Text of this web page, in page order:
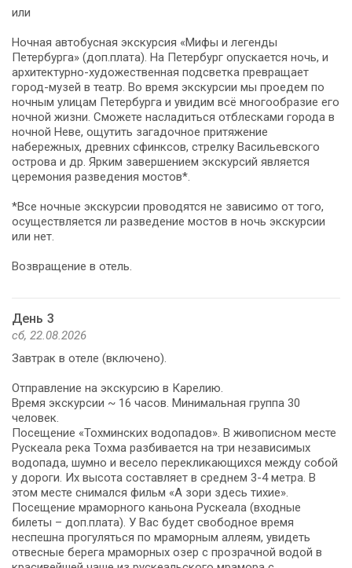
или
Ночная автобусная экскурсия «Мифы и легенды
Петербурга» (доп.плата). На Петербург опускается ночь, и
архитектурно-художественная подсветка превращает
город-музей в театр. Во время экскурсии мы проедем по
ночным улицам Петербурга и увидим всё многообразие его
ночной жизни. Сможете насладиться отблесками города в
ночной Неве, ощутить загадочное притяжение
набережных, древних сфинксов, стрелку Васильевского
острова и др. Ярким завершением экскурсий является
церемония разведения мостов*.
*Все ночные экскурсии проводятся не зависимо от того,
осуществляется ли разведение мостов в ночь экскурсии
или нет.
Возвращение в отель.
День 3
сб, 22.08.2026
Завтрак в отеле (включено).
Отправление на экскурсию в Карелию.
Время экскурсии ~ 16 часов. Минимальная группа 30
человек.
Посещение «Тохминских водопадов». В живописном месте
Рускеала река Тохма разбивается на три независимых
водопада, шумно и весело перекликающихся между собой
у дороги. Их высота составляет в среднем 3-4 метра. В
этом месте снимался фильм «А зори здесь тихие».
Посещение мраморного каньона Рускеала (входные
билеты – доп.плата). У Вас будет свободное время
неспешна прогуляться по мраморным аллеям, увидеть
отвесные берега мраморных озер с прозрачной водой в